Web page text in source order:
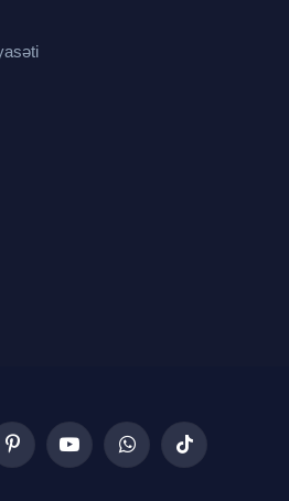
PinterestYouTubeWhatsAppTikTok